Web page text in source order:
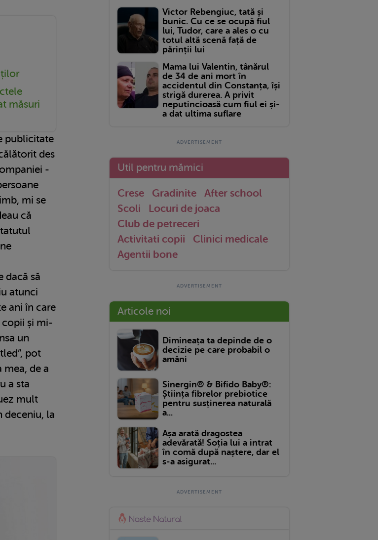
măsuri
publicitate
des
-
mi se
că
dacă să
atunci
ani în care
și mi-
un
pot
mea, de a
a sta
mult
deceniu, la
Victor Rebengiuc, tată și
bunic. Cu ce se ocupă fiul
lui, Tudor, care a ales o cu
totul altă scenă față de
părinții lui
Mama lui Valentin, tânărul
de 34 de ani mort în
accidentul din Constanța, își
strigă durerea. A privit
neputincioasă cum fiul ei și-
a dat ultima suflare
Util pentru mămici
Crese Gradinite
After school
Scoli
Locuri de joaca
Club de petreceri
Activitati copii
Clinici medicale
Agentii bone
Articole noi
Dimineața ta depinde de o
decizie pe care probabil o
amâni
Sinergin® & Bifido Baby®:
Știința fibrelor prebiotice
pentru susținerea naturală
a...
Așa arată dragostea
adevărată! Soția lui a intrat
în comă după naștere, dar el
s-a asigurat...